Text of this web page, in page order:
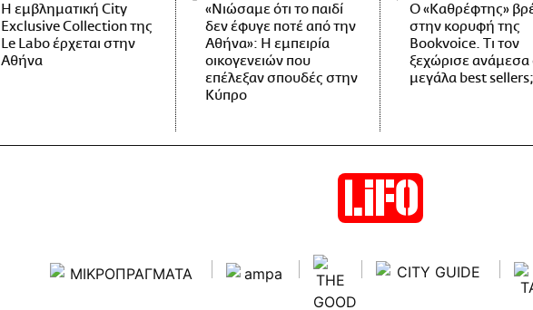
Η εμβληματική City
Exclusive Collection της
Le Labo έρχεται στην
Αθήνα
«Νιώσαμε ότι το παιδί
δεν έφυγε ποτέ από την
Αθήνα»: Η εμπειρία
οικογενειών που
επέλεξαν σπουδές στην
Κύπρο
Ο «Καθρέφτης»
στην κορυφή της
Bookvoice. Τι τον
ξεχώρισε ανάμεσα
μεγάλα best sellers;